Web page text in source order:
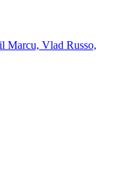
Marcu, Vlad Russo,